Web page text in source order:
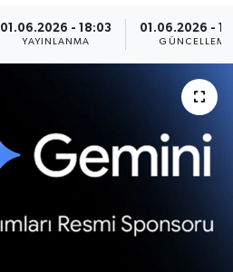
01.06.2026 - 18:03
YAYINLANMA
01.06.2026 -
GÜNCELLEME